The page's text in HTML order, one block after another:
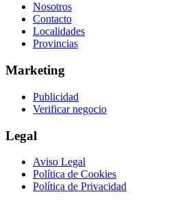
Nosotros
Contacto
Localidades
Provincias
Marketing
Publicidad
Verificar negocio
Legal
Aviso Legal
Política de Cookies
Política de Privacidad